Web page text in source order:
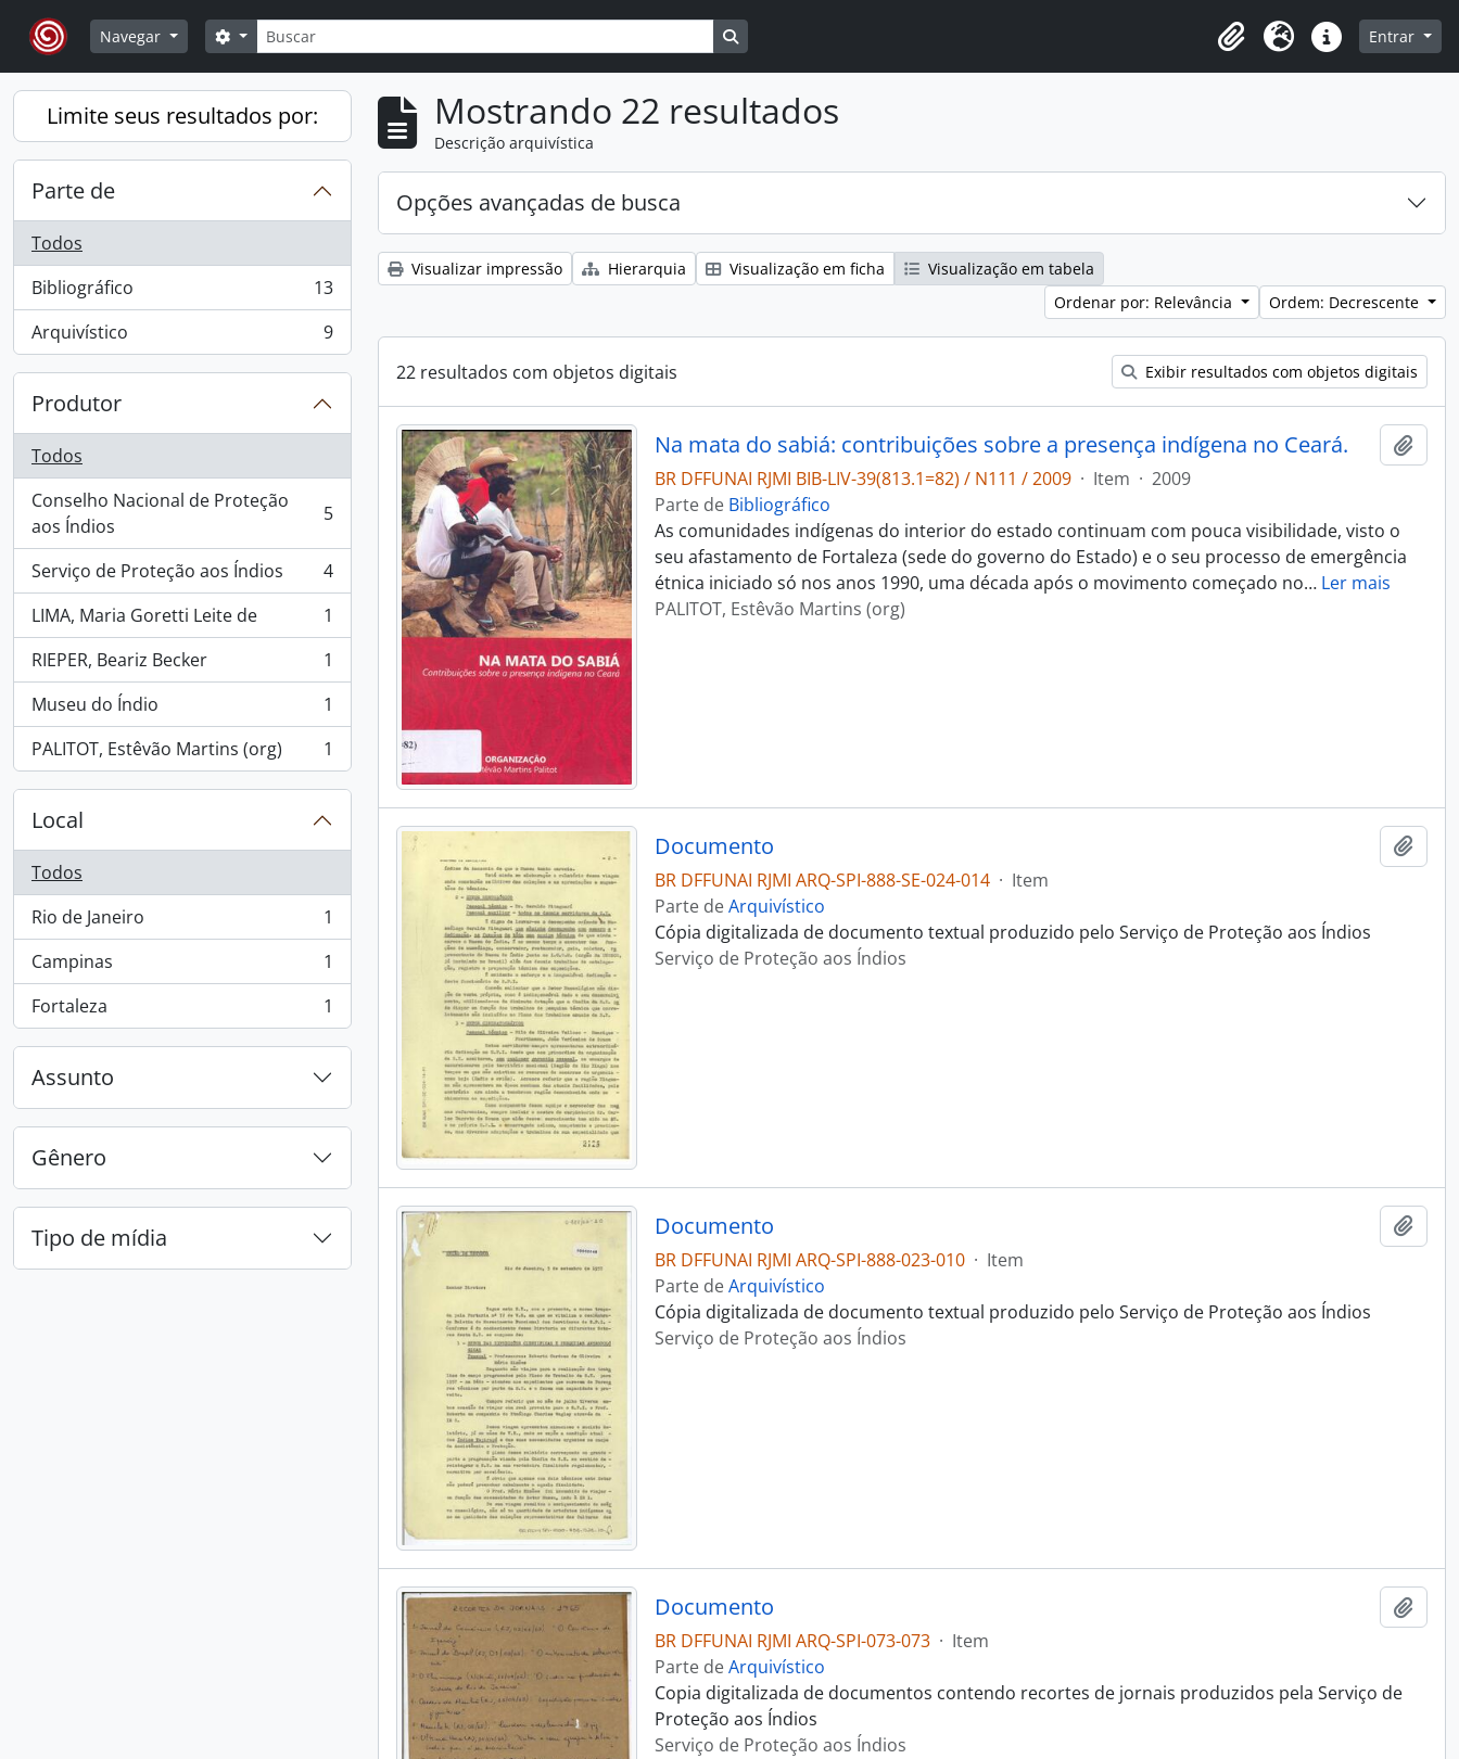
Skip to main content
Navegar
Buscar
Opções de busca
Área de Transferência
Idioma Atalhos Entrar
Limite seus resultados por:
Parte de
Todos
Bibliográfico
, 13 resultados
13
Arquivístico
, 9 resultados 9
Produtor
Todos
Conselho Nacional de Proteção
aos Índios
, 5 resultados 5
Serviço de Proteção aos Índios
, 4 resultados
4
LIMA, Maria Goretti Leite de
, 1 resultados
1
RIEPER, Beariz Becker
, 1 resultados
1
Museu do Índio
, 1 resultados
1
PALITOT, Estêvão Martins (org)
, 1 resultados 1
Local
Todos
Rio de Janeiro
, 1 resultados
1
Campinas
, 1 resultados
1
Fortaleza
, 1 resultados 1
Assunto
Gênero
Tipo de mídia
Mostrando 22 resultados
Descrição arquivística
Opções avançadas de busca
Visualizar impressão Hierarquia Visualização em ficha
Visualização em tabela
Ordenar por: Relevância
Ordem: Decrescente
22 resultados com objetos digitais Exibir resultados com objetos digitais
Na mata do sabiá: contribuições sobre a presença indígena no Ceará.
BR DFFUNAI RJMI BIB-LIV-39(813.1=82) / N111 / 2009 · Item · 2009
Parte de Bibliográfico
As comunidades indígenas do interior do estado continuam com pouca visibilidade, visto o
seu afastamento de Fortaleza (sede do governo do Estado) e o seu processo de emergência
étnica iniciado só nos anos 1990, uma década após o movimento começado no… Ler mais
PALITOT, Estêvão Martins (org)
Documento
BR DFFUNAI RJMI ARQ-SPI-888-SE-024-014 · Item
Parte deArquivístico
Cópia digitalizada de documento textual produzido pelo Serviço de Proteção aos Índios
Serviço de Proteção aos Índios
Documento
BR DFFUNAI RJMI ARQ-SPI-888-023-010 · Item
Parte deArquivístico
Cópia digitalizada de documento textual produzido pelo Serviço de Proteção aos Índios
Serviço de Proteção aos Índios
Documento
BR DFFUNAI RJMI ARQ-SPI-073-073 · Item
Parte deArquivístico
Copia digitalizada de documentos contendo recortes de jornais produzidos pela Serviço de
Proteção aos Índios
Serviço de Proteção aos Índios